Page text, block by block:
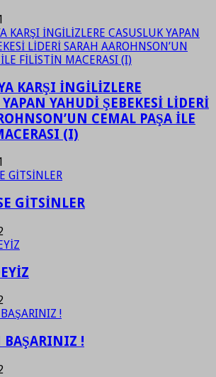
KARŞI İNGİLİZLERE
YAPAN YAHUDİ ŞEBEKESİ LİDERİ
CEMAL PAŞA İLE
(I)
GİTSİNLER
BAŞARINIZ !